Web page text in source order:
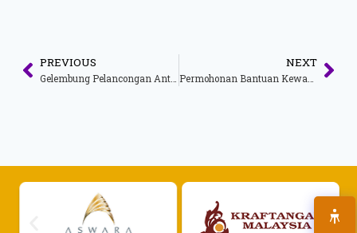
PREVIOUS
Gelembung Pelancongan Antarabangsa Langkawi Dilanjutkan Sehingga Sempadan Negara Dibuka
NEXT
Permohonan Bantuan Kewangan Tahun 2022 Kepada Syarikat Pengendalian Pelancongan (TOBTAB), Syarikat Malaysia Mysecond Home (MM2H), Pemandu Pelancong, Pengusaha Spa Dan Pusat Urutan Kaki (PUK) Serta Pengusaha Homestay